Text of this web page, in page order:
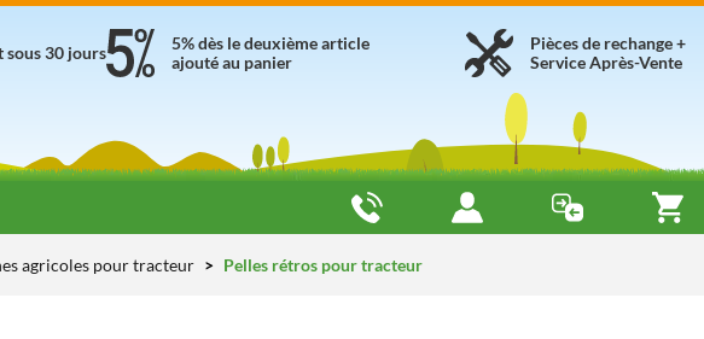
Pièces de rechange +
Service Après-Vente
5% dès le deuxième article
ajouté au panier
sous 30 jours
agricoles pour tracteur Pelles rétros pour tracteur